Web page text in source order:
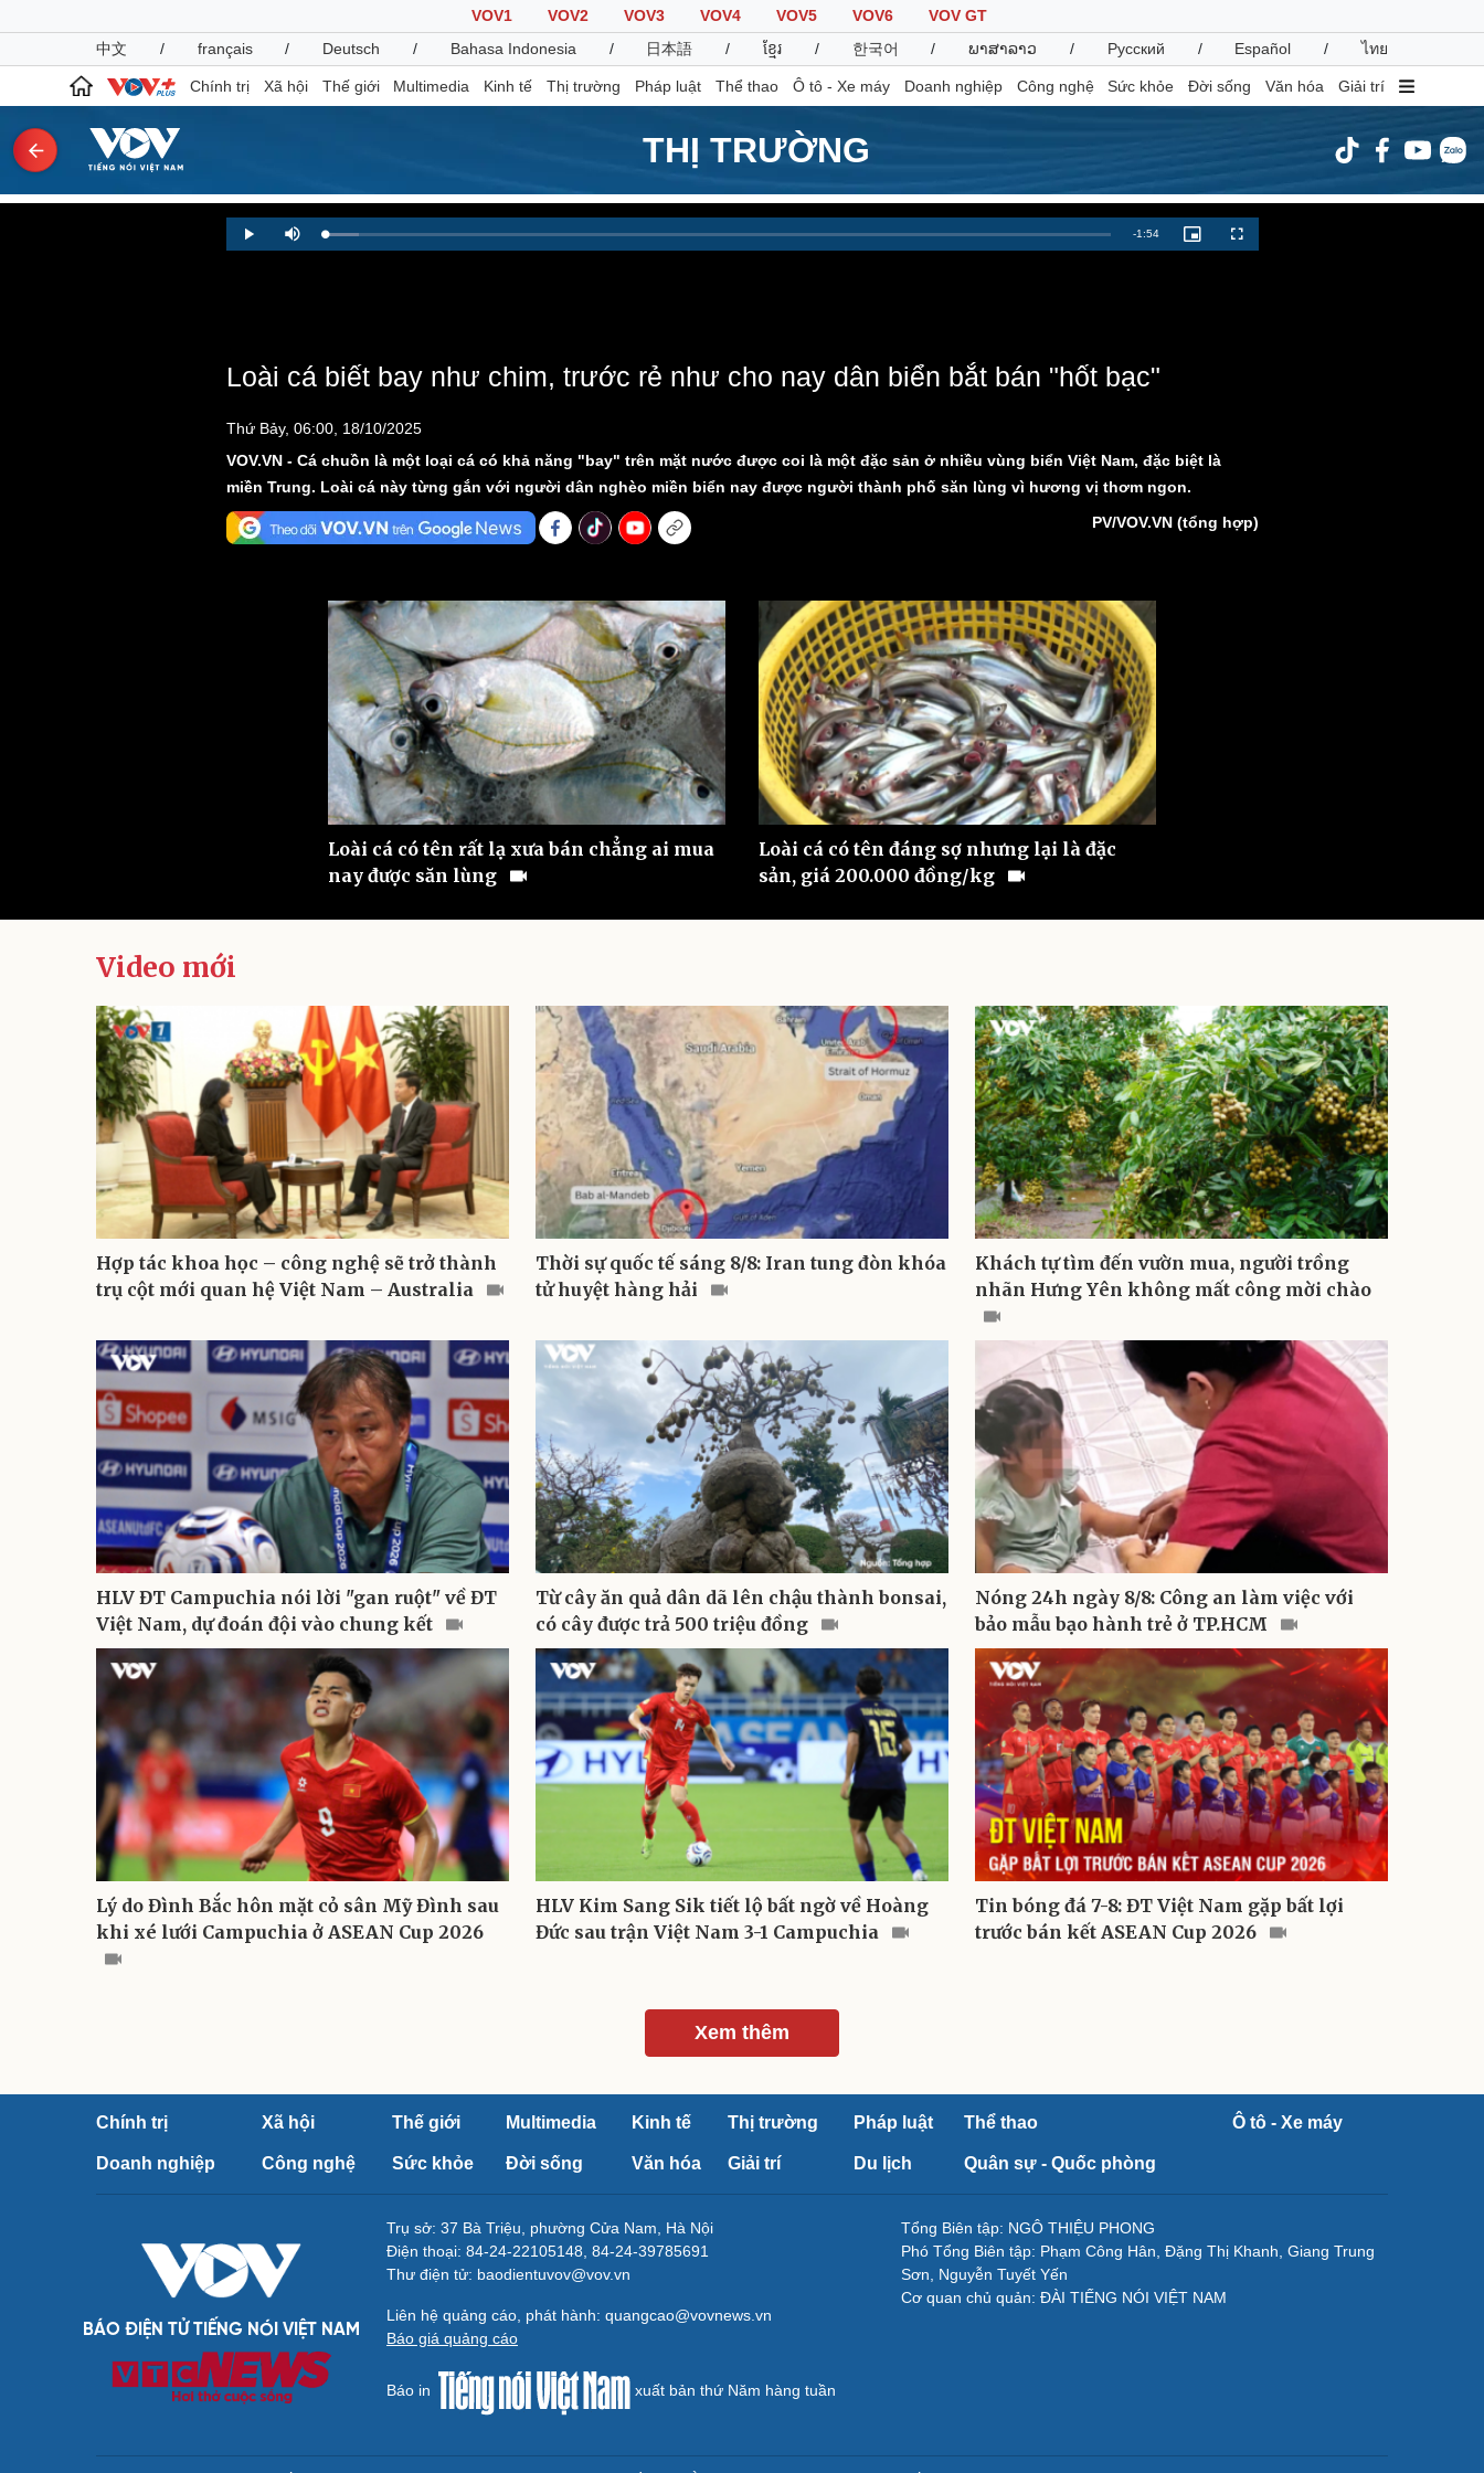
VOV1 VOV2 VOV3 VOV4 VOV5 VOV6
VOV GT
中文
/ français / Deutsch / Bahasa Indonesia / 日本語 / ខ្មែរ / 한국어 / ພາສາລາວ / Русский / Español / ไทย
Chính trị Xã hội Thế giới Multimedia Kinh tế Thị trường Pháp luật Thể thao Ô tô - Xe máy Doanh nghiệp Công nghệ Sức khỏe Đời sống Văn hóa Giải trí
THỊ TRƯỜNG
Xã hội
Biển đảo
Thế giới
Multimedia
Kinh tế
Thị trường
Vũ khí
Việt Nam
Phân tích
Lịch thi đấu bóng đá
Thế giới thể thao
eSports
Hậu trường
Xe máy
Tư vấn
Doanh nghiệp 24h
Doanh nhân
Tin Công nghệ
Nhà đẹp
Blog
Tình yêu - Gia đình
Sân khấu - Điện ảnh
Văn học
Âm nhạc
Di sản
Nghệ sĩ
Thời trang
Sao Việt
Tư vấn
Săn Tour
check-in
Play Mute Loaded:
4.35%
Remaining
-1:54
Picture-
in-
Fullscreen
Loài cá biết bay như chim, trước rẻ như cho nay dân biển bắt bán "hốt bạc"
Thứ Bảy, 06:00, 18/10/2025
VOV.VN - Cá chuồn là một loại cá có khả năng "bay" trên mặt nước được coi là một đặc sản ở nhiều vùng biển Việt Nam, đặc biệt là
miền Trung. Loài cá này từng gắn với người dân nghèo miền biển nay được người thành phố săn lùng vì hương vị thơm ngon.
PV/VOV.VN (tổng hợp)
Loài cá có tên rất lạ xưa bán chẳng ai mua
nay được săn lùng
Loài cá có tên đáng sợ nhưng lại là đặc
sản, giá 200.000 đồng/kg
Video mới
Hợp tác khoa học – công nghệ sẽ trở thành
trụ cột mới quan hệ Việt Nam – Australia
Thời sự quốc tế sáng 8/8: Iran tung đòn khóa
tử huyệt hàng hải
Khách tự tìm đến vườn mua, người trồng
nhãn Hưng Yên không mất công mời chào
HLV ĐT Campuchia nói lời "gan ruột" về ĐT
Việt Nam, dự đoán đội vào chung kết
Từ cây ăn quả dân dã lên chậu thành bonsai,
có cây được trả 500 triệu đồng
Nóng 24h ngày 8/8: Công an làm việc với
bảo mẫu bạo hành trẻ ở TP.HCM
Lý do Đình Bắc hôn mặt cỏ sân Mỹ Đình sau
khi xé lưới Campuchia ở ASEAN Cup 2026
HLV Kim Sang Sik tiết lộ bất ngờ về Hoàng
Đức sau trận Việt Nam 3-1 Campuchia
Tin bóng đá 7-8: ĐT Việt Nam gặp bất lợi
trước bán kết ASEAN Cup 2026
Xem thêm
Chính trị Xã hội Thế giới Multimedia Kinh tế Thị trường Pháp luật Thể thao Ô tô - Xe máy
Doanh nghiệp Công nghệ Sức khỏe Đời sống Văn hóa Giải trí Du lịch Quân sự - Quốc phòng
BÁO ĐIỆN TỬ TIẾNG NÓI VIỆT NAM
Trụ sở: 37 Bà Triệu, phường Cửa Nam, Hà Nội
Điện thoại: 84-24-22105148, 84-24-39785691
Thư điện tử: baodientuvov@vov.vn
Liên hệ quảng cáo, phát hành: quangcao@vovnews.vn
Báo giá quảng cáo
Báo in xuất bản thứ Năm hàng tuần
Tổng Biên tập: NGÔ THIỆU PHONG
Phó Tổng Biên tập: Phạm Công Hân, Đặng Thị Khanh, Giang Trung
Sơn, Nguyễn Tuyết Yến
Cơ quan chủ quản: ĐÀI TIẾNG NÓI VIỆT NAM